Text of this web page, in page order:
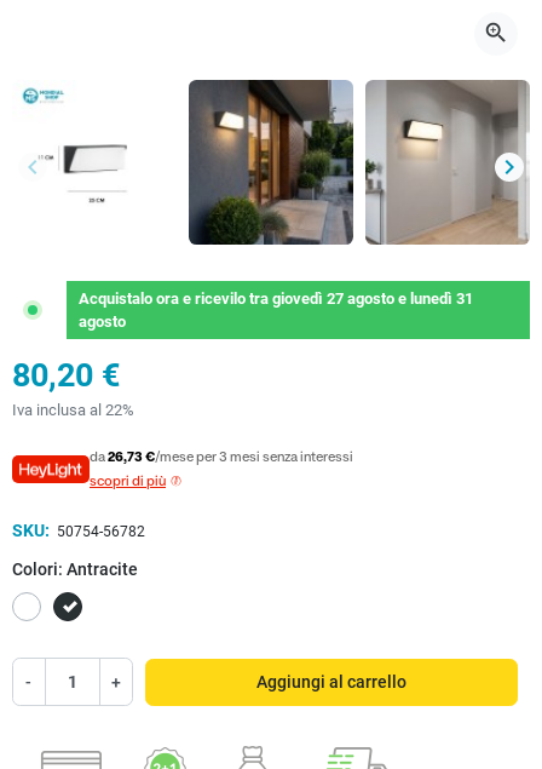
zoom_in
Precedente
keyboard_arrow_left keyboard_arrow_right
Acquistalo orae ricevilo tra giovedì 27 agostoe lunedì 31
agosto
80,20 €
Iva inclusa al 22%
da26,73 €/mese per 3 mesi senza interessi
scopri di più
SKU: 50754-56782
Colori: Antracite
BiancoAntracite
- + Aggiungi al carrello